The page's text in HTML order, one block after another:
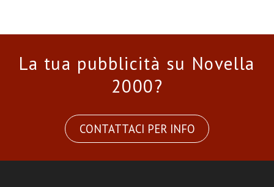
La tua pubblicità su Novella
2000?
CONTATTACI PER INFO